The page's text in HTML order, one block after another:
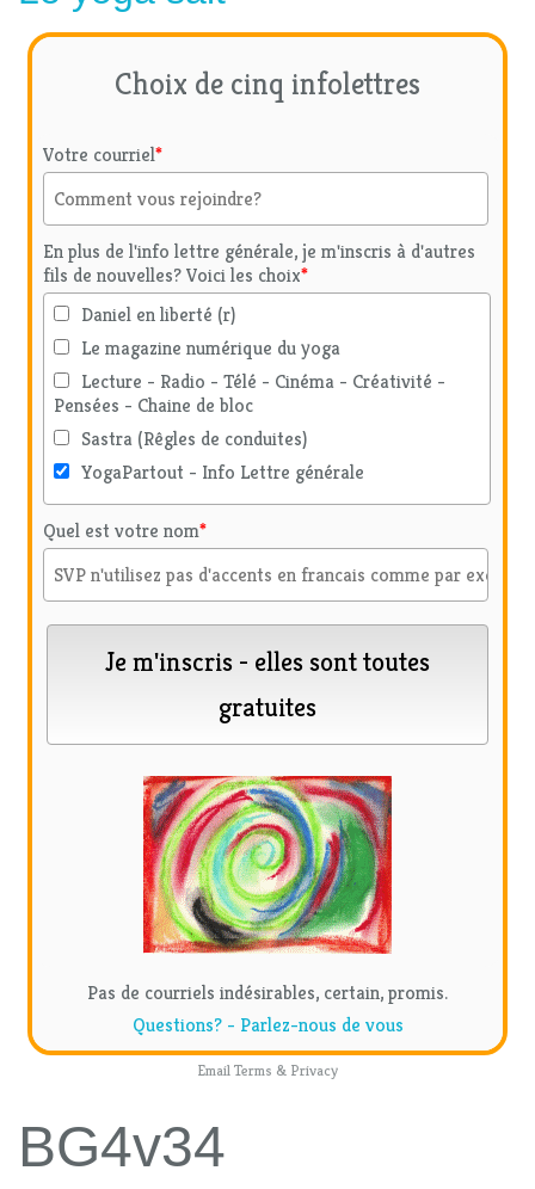
Choix de cinq infolettres
Votre courriel*
En plus de l'info lettre générale, je m'inscris à d'autres
fils de nouvelles? Voici les choix*
Daniel en liberté (r)
Le magazine numérique du yoga
Lecture - Radio - Télé - Cinéma - Créativité -
Pensées - Chaine de bloc
Sastra (Rêgles de conduites)
YogaPartout - Info Lettre générale
Quel est votre nom*
Pas de courriels indésirables, certain, promis.
Questions? - Parlez-nous de vous
EmailTerms & Privacy
BG4v34